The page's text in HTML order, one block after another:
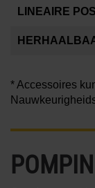
LINEAIRE
* Accessoires